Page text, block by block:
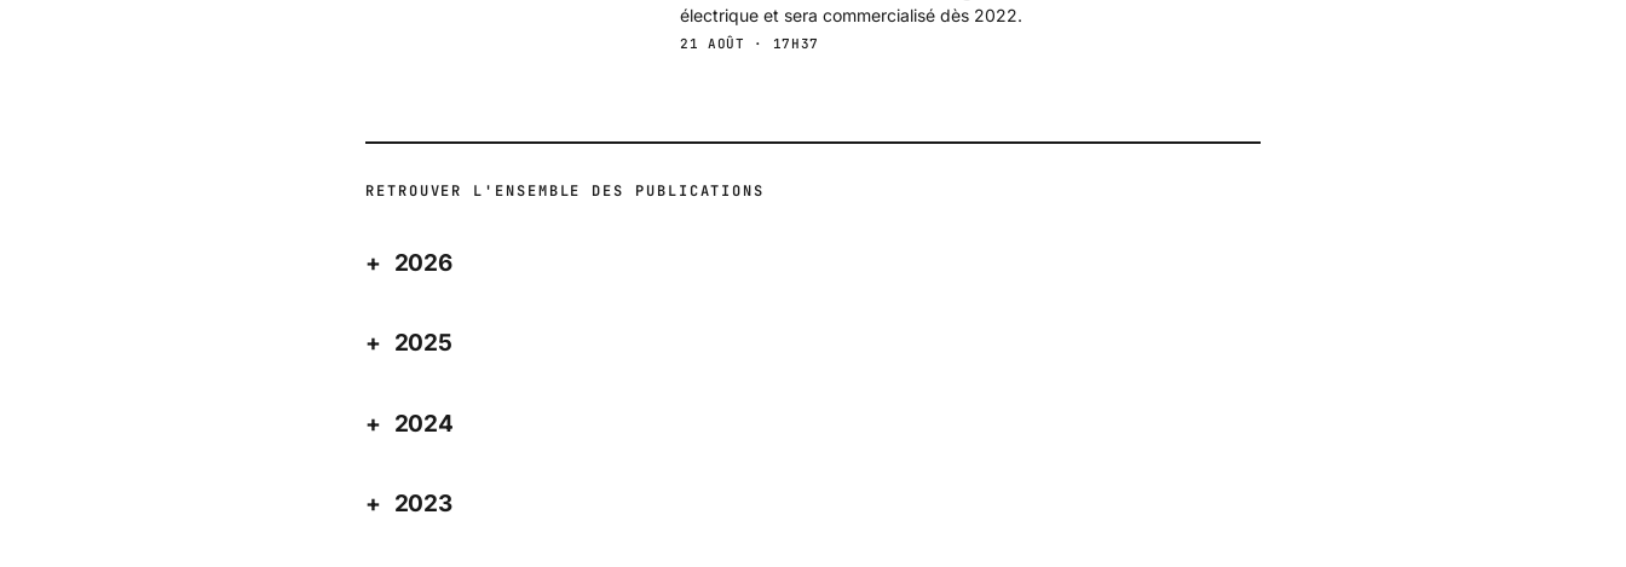
électrique et sera commercialisé dès 2022.
21 AOÛT · 17H37
RETROUVER L'ENSEMBLE DES PUBLICATIONS
2026
2025
2024
2023